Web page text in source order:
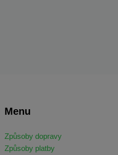
Menu
Způsoby dopravy
Způsoby platby